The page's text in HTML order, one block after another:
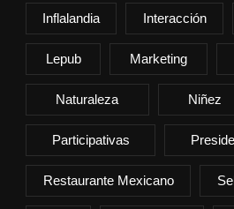
Inflalandia Interacción
Lepub Marketing
Naturaleza Niñez
Participativas
Restaurante Mexicano